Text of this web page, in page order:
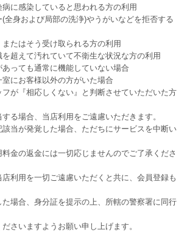
に感染していると思われる方の利用
全身および局部の洗浄)やうがいなどを拒否する
たはそう受け取られる方の利用
超えて汚れていて不衛生な状況な方の利用
っても通常に機能していない場合
にお客様以外の方がいた場合
が『相応しくない』と判断させていただいた方
る場合、当店利用をご遠慮いただきます。
当が発覚した場合、ただちにサービスを中断い
金の返金には一切応じませんのでご了承くださ
利用を一切ご遠慮いただくと共に、会員登録も
場合、身分証を提示の上、所轄の警察署に同行
さいますようお願い申し上げます。